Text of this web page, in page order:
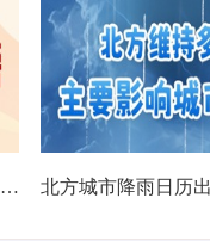
数据看今年7月哪里热到破纪录 哪里暑热连轴转